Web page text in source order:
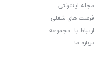
مجله اینترنتی
فرصت های شغلی
ارتباط با مجموعه
درباره ما